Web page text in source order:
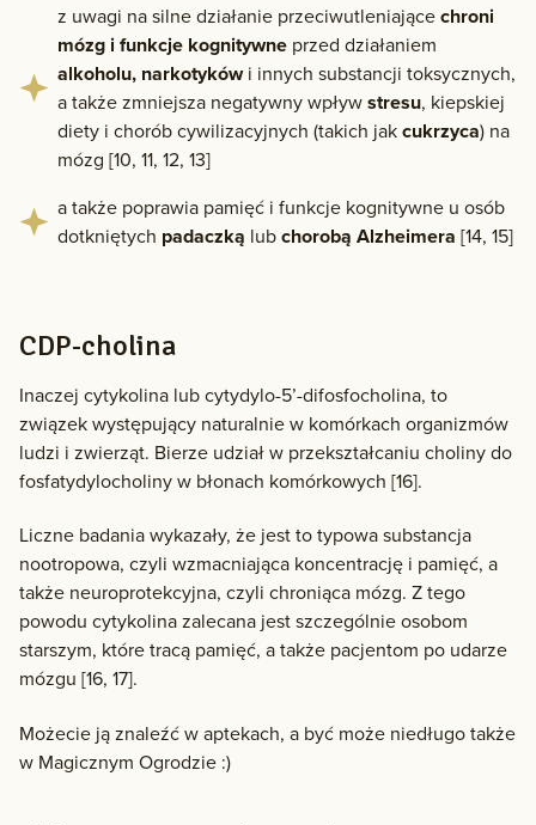
z uwagi na silne działanie przeciwutleniającechroni
mózg i funkcje kognitywne przed działaniem
alkoholu, narkotykówi innych substancji toksycznych,
a także zmniejsza negatywny wpływstresu, kiepskiej
diety i chorób cywilizacyjnych (takich jakcukrzyca) na
mózg [10, 11, 12, 13]
a także poprawia pamięć i funkcje kognitywne u osób
dotkniętych padaczką lubchorobą Alzheimera [14, 15]
CDP-cholina
Inaczej cytykolina lub cytydylo-5’-difosfocholina, to
związek występujący naturalnie w komórkach organizmów
ludzi i zwierząt. Bierze udział w przekształcaniu choliny do
fosfatydylocholiny w błonach komórkowych [16].
Liczne badania wykazały, że jest to typowa substancja
nootropowa, czyli wzmacniająca koncentrację i pamięć, a
także neuroprotekcyjna, czyli chroniąca mózg. Z tego
powodu cytykolina zalecana jest szczególnie osobom
starszym, które tracą pamięć, a także pacjentom po udarze
mózgu [16, 17].
Możecie ją znaleźć w aptekach, a być może niedługo także
w Magicznym Ogrodzie :)